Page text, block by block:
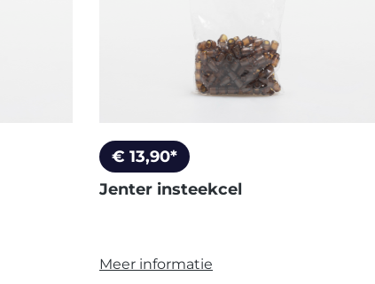
€ 13,90*
Jenter insteekcel
Meer informatie